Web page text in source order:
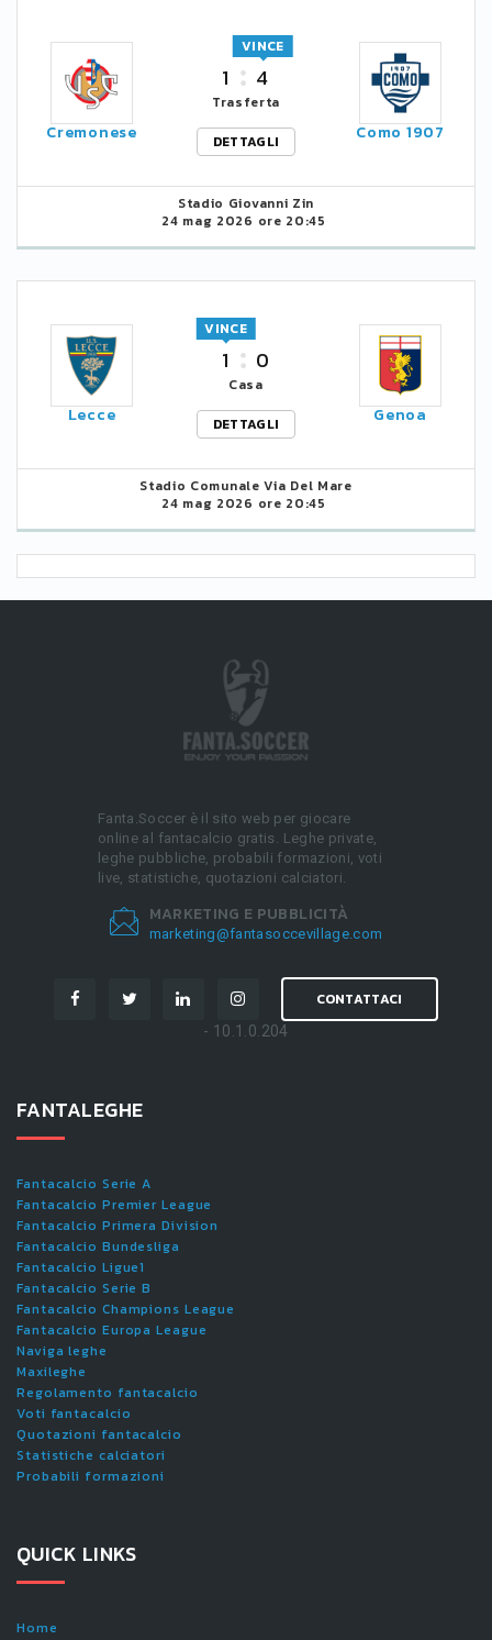
Cremonese
1 4
VINCE
Trasferta
DETTAGLI
Como 1907
Stadio Giovanni Zin
24 mag 2026 ore 20:45
Lecce
1
VINCE
0
Casa
DETTAGLI
Genoa
Stadio Comunale Via Del Mare
24 mag 2026 ore 20:45
Fanta.Soccer è il sito web per giocare
online al fantacalcio gratis. Leghe private,
leghe pubbliche, probabili formazioni, voti
live, statistiche, quotazioni calciatori.
MARKETING E PUBBLICITÀ
marketing@fantasoccevillage.com
CONTATTACI
- 10.1.0.204
FANTALEGHE
Fantacalcio Serie A
Fantacalcio Premier League
Fantacalcio Primera Division
Fantacalcio Bundesliga
Fantacalcio Ligue1
Fantacalcio Serie B
Fantacalcio Champions League
Fantacalcio Europa League
Naviga leghe
Maxileghe
Regolamento fantacalcio
Voti fantacalcio
Quotazioni fantacalcio
Statistiche calciatori
Probabili formazioni
QUICK LINKS
Home